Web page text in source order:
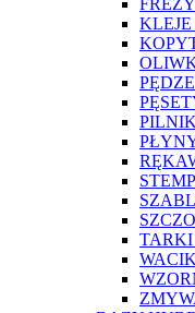
TARKI